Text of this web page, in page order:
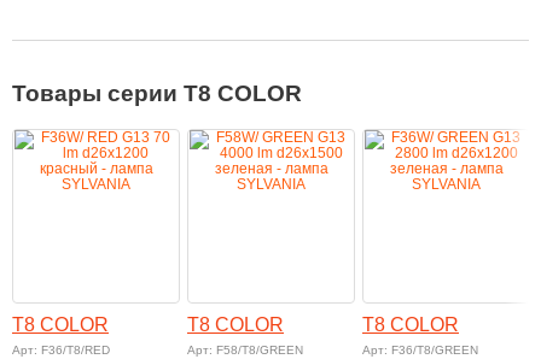
Товары серии T8 COLOR
T8 COLOR
Арт: F36/T8/RED
T8 COLOR
Арт: F58/T8/GREEN
T8 COLOR
Арт: F36/T8/GREEN